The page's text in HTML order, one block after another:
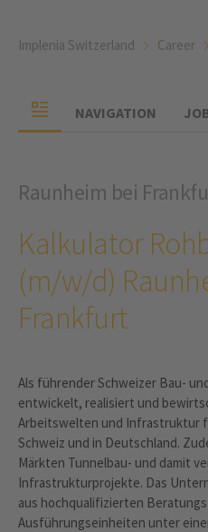
Implenia Switzerland Career
NAVIGATION
Raunheim bei
Kalkulator
(m/w/d)
Frankfurt
Als führender Schweizer Bau-
entwickelt, realisiert und
Arbeitswelten und Infrastruktur
Schweiz und in Deutschland.
Märkten Tunnelbau- und damit
Infrastrukturprojekte. Das
aus hochqualifizierten
Ausführungseinheiten unter